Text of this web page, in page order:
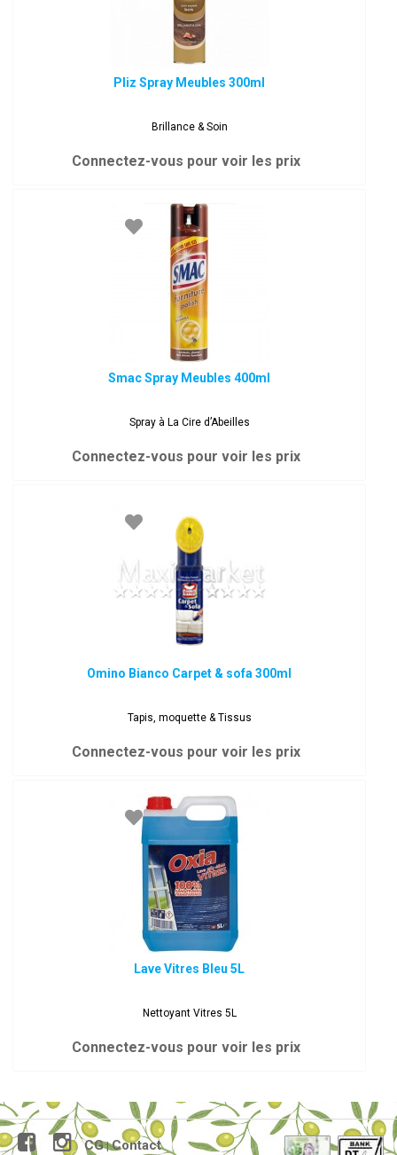
Pliz Spray Meubles 300ml
Brillance & Soin
Connectez-vous pour voir les prix
Smac Spray Meubles 400ml
Spray à La Cire d’Abeilles
Connectez-vous pour voir les prix
Omino Bianco Carpet & sofa 300ml
Tapis, moquette & Tissus
Connectez-vous pour voir les prix
Lave Vitres Bleu 5L
Nettoyant Vitres 5L
Connectez-vous pour voir les prix
CG|Contact